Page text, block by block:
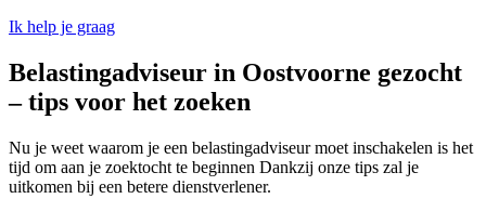
Ik help je graag
Belastingadviseur in Oostvoorne gezocht
– tips voor het zoeken
Nu je weet waarom je een belastingadviseur moet inschakelen is het
tijd om aan je zoektocht te beginnen Dankzij onze tips zal je
uitkomen bij een betere dienstverlener.